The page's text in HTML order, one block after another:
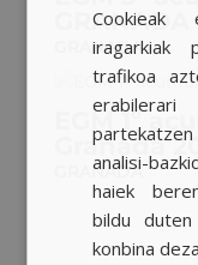
GRANADA
EGM 1º
Granada
GRANADA
Cookieak
iragarkiak
trafikoa
analisi-
haiek
bildu
konbina